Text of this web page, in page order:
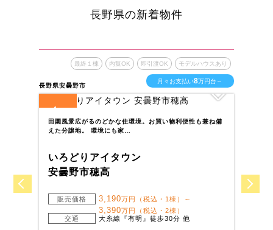
長野県の新着物件
長野県安曇野市
最終１棟 内覧OK 即引渡OK モデルハウスあり
月々お支払い8万円台～
4
田園風景広がるのどかな住環境。お買い物利便性も兼ね備
えた分譲地。 環境にも家…
いろどりアイタウン
安曇野市穂高
販売価格 3,190万円（税込・1棟）～
3,390万円（税込・2棟）
交通
大糸線『有明』徒歩30分 他